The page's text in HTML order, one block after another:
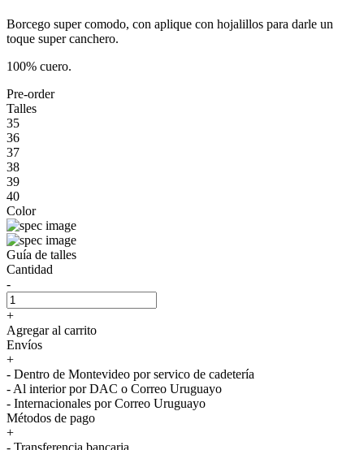
Borcego super comodo, con aplique con hojalillos para darle un
toque super canchero.
100% cuero.
Pre-order
Talles
35
36
37
38
39
40
Color
Guía de talles
Cantidad
-
+
Agregar al carrito
Envíos
+
- Dentro de Montevideo por servico de cadetería
- Al interior por DAC o Correo Uruguayo
- Internacionales por Correo Uruguayo
Métodos de pago
+
- Transferencia bancaria